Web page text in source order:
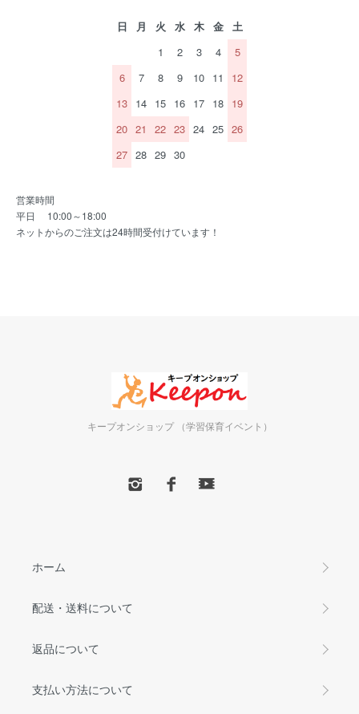
日 月 火 水 木 金
土
1
2 3 4
5
6
7 8 9 10 11
12
13 14 15 16 17 18 19
20 21 22 23 24 25 26
27 28 29 30
営業時間
平日 10:00～18:00
ネットからのご注文は24時間受付けています！
キープオンショップ （学習保育イベント）
ホーム
配送・送料について
返品について
支払い方法について